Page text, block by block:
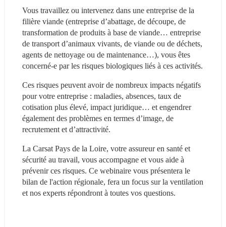
Vous travaillez ou intervenez dans une entreprise de la
filière viande (entreprise d’abattage, de découpe, de
transformation de produits à base de viande… entreprise
de transport d’animaux vivants, de viande ou de déchets,
agents de nettoyage ou de maintenance…), vous êtes
concerné-e par les risques biologiques liés à ces activités.
Ces risques peuvent avoir de nombreux impacts négatifs
pour votre entreprise : maladies, absences, taux de
cotisation plus élevé, impact juridique… et engendrer
également des problèmes en termes d’image, de
recrutement et d’attractivité.
La Carsat Pays de la Loire, votre assureur en santé et
sécurité au travail, vous accompagne et vous aide à
prévenir ces risques. Ce webinaire vous présentera le
bilan de l'action régionale, fera un focus sur la ventilation
et nos experts répondront à toutes vos questions.